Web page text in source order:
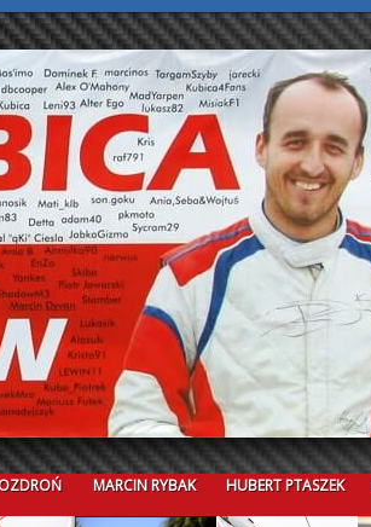
MARCIN RYBAK HUBERT PTASZEK